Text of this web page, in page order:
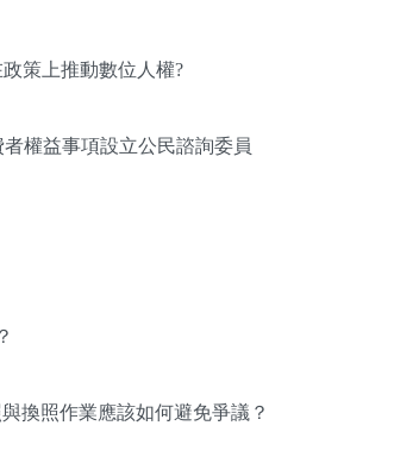
策上推動數位人權?
權益事項設立公民諮詢委員
換照作業應該如何避免爭議？